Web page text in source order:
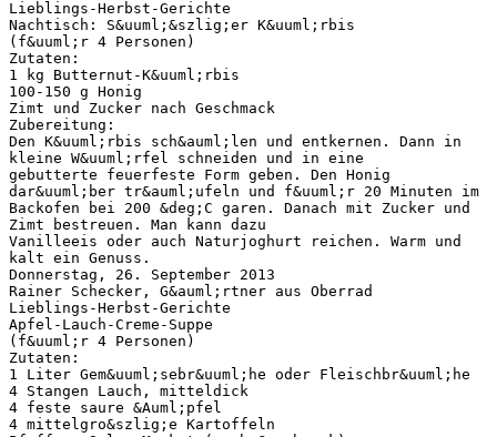
Lieblings-Herbst-Gerichte
Nachtisch: S&uuml;&szlig;er K&uuml;rbis
(f&uuml;r 4 Personen)
Zutaten:
1 kg Butternut-K&uuml;rbis
100-150 g Honig
Zimt und Zucker nach Geschmack
Zubereitung:
Den K&uuml;rbis sch&auml;len und entkernen. Dann in
kleine W&uuml;rfel schneiden und in eine
gebutterte feuerfeste Form geben. Den Honig
dar&uuml;ber tr&auml;ufeln und f&uuml;r 20 Minuten im
Backofen bei 200 &deg;C garen. Danach mit Zucker und
Zimt bestreuen. Man kann dazu
Vanilleeis oder auch Naturjoghurt reichen. Warm und
kalt ein Genuss.
Donnerstag, 26. September 2013
Rainer Schecker, G&auml;rtner aus Oberrad
Lieblings-Herbst-Gerichte
Apfel-Lauch-Creme-Suppe
(f&uuml;r 4 Personen)
Zutaten:
1 Liter Gem&uuml;sebr&uuml;he oder Fleischbr&uuml;he
4 Stangen Lauch, mitteldick
4 feste saure &Auml;pfel
4 mittelgro&szlig;e Kartoffeln